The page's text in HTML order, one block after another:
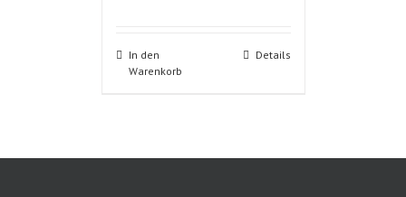
In den
Warenkorb
Details